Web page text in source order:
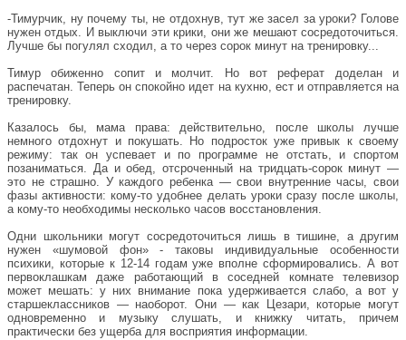
-Тимурчик, ну почему ты, не отдохнув, тут же засел за уроки? Голове
нужен отдых. И выключи эти крики, они же мешают сосредоточиться.
Лучше бы погулял сходил, а то через сорок минут на тренировку...
Тимур обиженно сопит и молчит. Но вот реферат доделан и
распечатан. Теперь он спокойно идет на кухню, ест и отправляется на
тренировку.
Казалось бы, мама права: действительно, после школы лучше
немного отдохнут и покушать. Но подросток уже привык к своему
режиму: так он успевает и по программе не отстать, и спортом
позаниматься. Да и обед, отсроченный на тридцать-сорок минут —
это не страшно. У каждого ребенка — свои внутренние часы, свои
фазы активности: кому-то удобнее делать уроки сразу после школы,
а кому-то необходимы несколько часов восстановления.
Одни школьники могут сосредоточиться лишь в тишине, а другим
нужен «шумовой фон» - таковы индивидуальные особенности
психики, которые к 12-14 годам уже вполне сформировались. А вот
первоклашкам даже работающий в соседней комнате телевизор
может мешать: у них внимание пока удерживается слабо, а вот у
старшеклассников — наоборот. Они — как Цезари, которые могут
одновременно и музыку слушать, и книжку читать, причем
практически без ущерба для восприятия информации.